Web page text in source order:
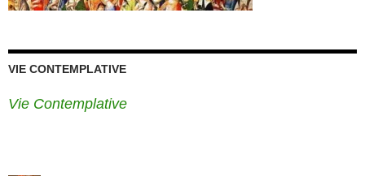
VIE CONTEMPLATIVE
Vie Contemplative